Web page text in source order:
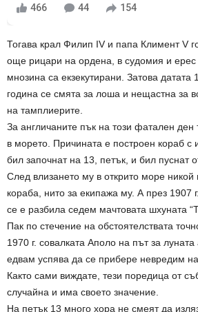
466 44 154
Тогава крал Филип IV и папа Климент V
още рицари на ордена, в судомия и ерес
мнозина са екзекутирани. Затова датата
година се смята за лоша и нещастна за
на тамплиерите.
За англичаните пък на този фатален ден
в морето. Причината е построен кораб с
бил започнат на 13, петък, и бил пуснат
След влизането му в открито море никой
кораба, нито за екипажа му. А през 1907
се е разбила седем мачтовата шхуната
Пак по стечение на обстоятелствата
1970 г. совалката Аполо на път за
едвам успява да се прибере невредим на
Както сами виждате, тези поредица от
случайна и има своето значение.
На петък 13 много хора не смеят да